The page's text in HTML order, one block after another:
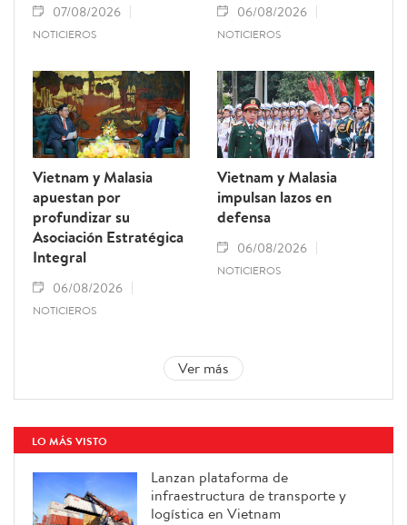
07/08/2026
NOTICIEROS
06/08/2026
NOTICIEROS
Vietnam y Malasia
apuestan por
profundizar su
Asociación Estratégica
Integral
06/08/2026
NOTICIEROS
Vietnam y Malasia
impulsan lazos en
defensa
06/08/2026
NOTICIEROS
Ver más
LO MÁS VISTO
Lanzan plataforma de
infraestructura de transporte y
logística en Vietnam